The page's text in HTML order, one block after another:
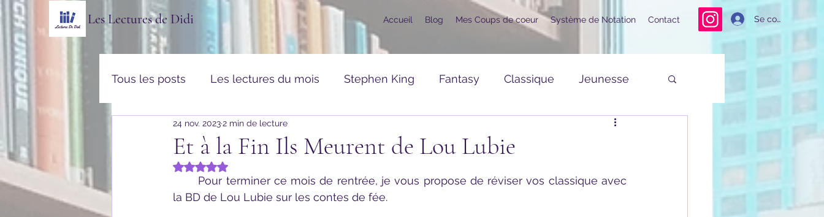
Les Lectures de Didi Accueil Blog Mes Coups de coeur Système de Notation Contact Se connecter
Tous les posts Les lectures du mois Stephen King Fantasy Classique Jeunesse
Thriller & Policier Romance
Vulgarisation & Histoires vraies CoupDeCoeur Hors Série
Et à la Fin Ils Meurent de Lou Lubie
24 nov. 20232 min de lecture
Noté NaN étoiles sur 5.
la BD de Lou Lubie sur les contes de fée.